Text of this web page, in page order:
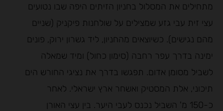
מתחילים את המסלול בחניון הזיתים היפה שבו נטועים
עצי זית עבי גזע שמצילים על שולחנות פיקניק (שניים
מהם נגישים). כשיוצאים מהחניון, ליד גשרון ירוק, פונים
ימינה בדרך עפר רחבה (סימון כחול) ומיד שמאלה
לשביל מסומן אדום. תפגשו בדרך את נציגי החורש הים
תיכוני, אלת המסטיק ואשחר ארץ ישראלי. לאחר
כ-150 מ' השביל נכנס לעבי היער. בין עצי האורן